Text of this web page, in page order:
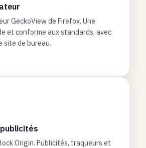
GeckoView de Firefox. Une
et conforme aux standards, avec
site de bureau.
Origin. Publicités, traqueurs et